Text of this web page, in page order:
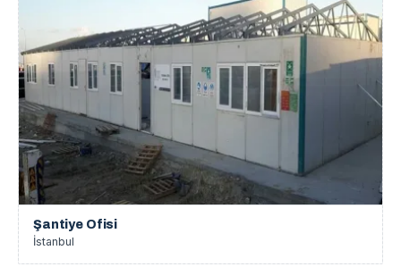
Şantiye Ofisi
İstanbul